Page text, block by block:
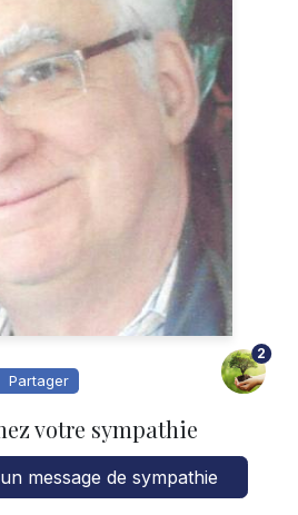
Partager
2
votre sympathie
message de sympathie